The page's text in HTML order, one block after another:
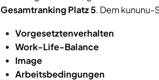
Gesamtranking Platz 5. Dem
Vorgesetztenverhalten
Work-Life-Balance
Image
Arbeitsbedingungen